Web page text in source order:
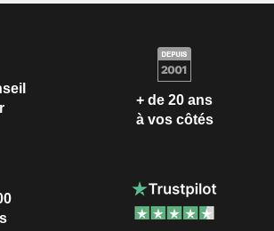
+ de 20 ans
à vos côtés